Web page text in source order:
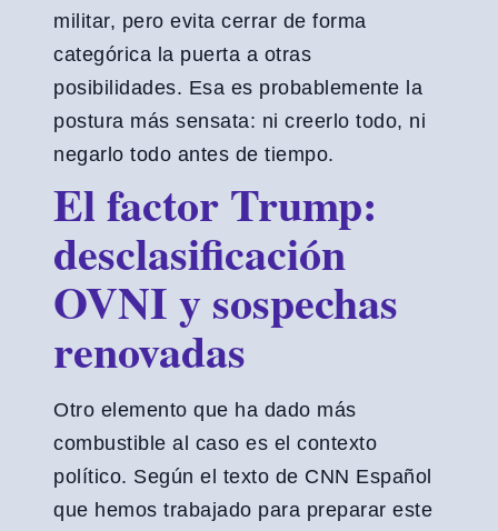
militar, pero evita cerrar de forma
categórica la puerta a otras
posibilidades. Esa es probablemente la
postura más sensata: ni creerlo todo, ni
negarlo todo antes de tiempo.
El factor Trump:
desclasificación
OVNI y sospechas
renovadas
Otro elemento que ha dado más
combustible al caso es el contexto
político. Según el texto de CNN Español
que hemos trabajado para preparar este